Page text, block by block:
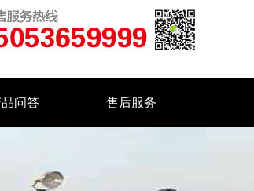
问答 售后服务